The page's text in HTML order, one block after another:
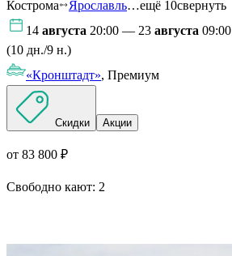
Кострома
Ярославль…ещё 10свернуть
14 августа 20:00 — 23 августа 09:00
(10 дн./9 н.)
«Кронштадт», Премиум
Скидки Акции
от 83 800 ₽
Свободно кают: 2